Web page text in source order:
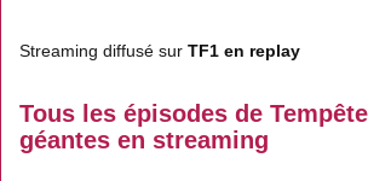
Streaming diffusé sur TF1 en replay
Tous les épisodes de
géantes en streaming